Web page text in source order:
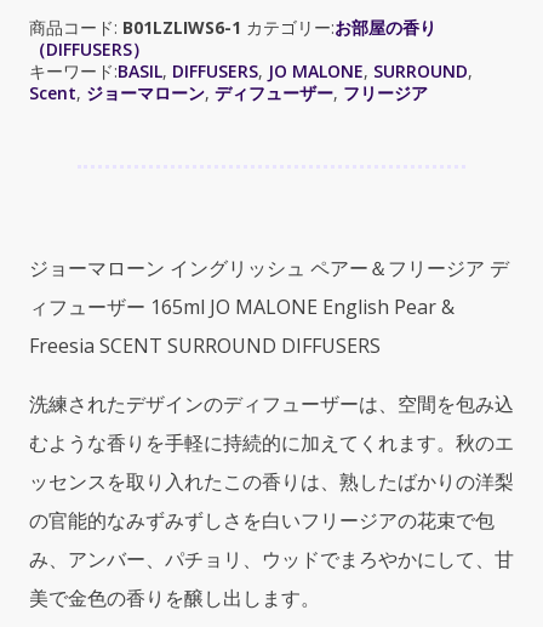
&
Freesia
Surround
ロ
ー
ン
イ
グ
リ
シ
ュ
ペ
ア
ー
商品コード: B01LZLIWS6-1 カテゴリー:お部屋の香り
（DIFFUSERS）
キーワード:BASIL, DIFFUSERS, JO MALONE, SURROUND,
Scent, ジョーマローン, ディフューザー, フリージア
ジョーマローン イングリッシュ ペアー＆フリージア デ
ィフューザー 165ml JO MALONE English Pear &
Freesia SCENT SURROUND DIFFUSERS
洗練されたデザインのディフューザーは、空間を包み込
むような香りを手軽に持続的に加えてくれます。秋のエ
ッセンスを取り入れたこの香りは、熟したばかりの洋梨
の官能的なみずみずしさを白いフリージアの花束で包
み、アンバー、パチョリ、ウッドでまろやかにして、甘
美で金色の香りを醸し出します。